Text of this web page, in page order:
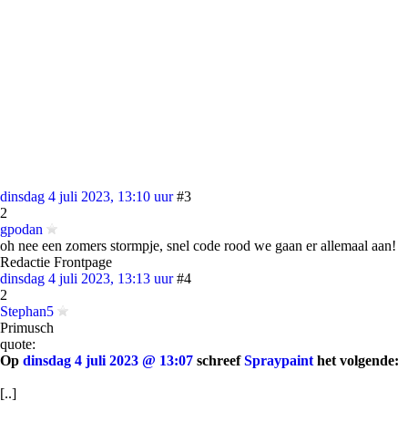
dinsdag 4 juli 2023, 13:10 uur #3
2
gpodan
oh nee een zomers stormpje, snel code rood we gaan er allemaal aan!
Redactie Frontpage
dinsdag 4 juli 2023, 13:13 uur #4
2
Stephan5
Primusch
quote:
Op dinsdag 4 juli 2023 @ 13:07 schreefSpraypaint het volgende:
[..]